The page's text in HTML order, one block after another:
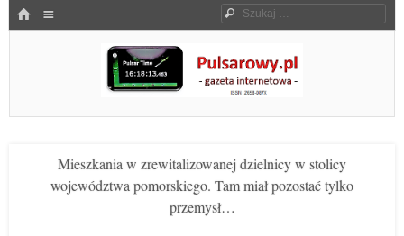
HOME Szukaj
Pulsarowy.pl
Mieszkania w zrewitalizowanej dzielnicy w stolicy
województwa pomorskiego. Tam miał pozostać tylko
przemysł…